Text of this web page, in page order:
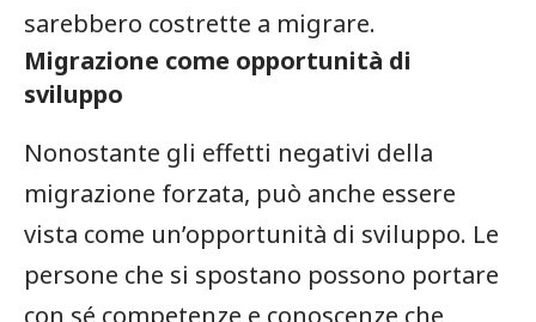
sarebbero costrette a migrare.
Migrazione come opportunità di
sviluppo
Nonostante gli effetti negativi della
migrazione forzata, può anche essere ​
vista come un’opportunità‌ di sviluppo. Le
persone che si spostano possono portare
con sé‍ competenze e conoscenze che